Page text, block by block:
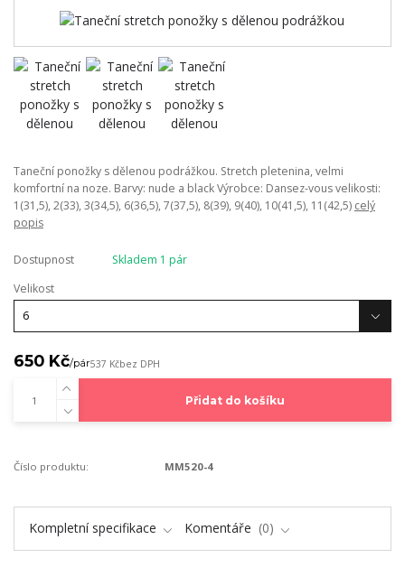
Taneční ponožky s dělenou podrážkou. Stretch pletenina, velmi
komfortní na noze. Barvy: nude a black Výrobce: Dansez-vous velikosti:
1(31,5), 2(33), 3(34,5), 6(36,5), 7(37,5), 8(39), 9(40), 10(41,5), 11(42,5) celý
popis
Dostupnost
Skladem 1 pár
Velikost
650 Kč/pár537 Kčbez DPH
Přidat do košíku
Číslo produktu: MM520-4
Kompletní specifikace Komentáře 0